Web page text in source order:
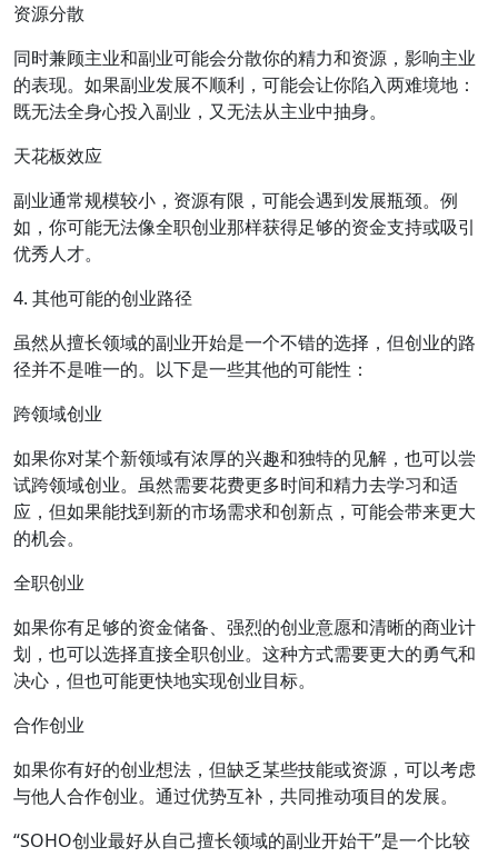
资源分散
同时兼顾主业和副业可能会分散你的精力和资源，影响主业
的表现。如果副业发展不顺利，可能会让你陷入两难境地：
既无法全身心投入副业，又无法从主业中抽身。
天花板效应
副业通常规模较小，资源有限，可能会遇到发展瓶颈。例
如，你可能无法像全职创业那样获得足够的资金支持或吸引
优秀人才。
4. 其他可能的创业路径
虽然从擅长领域的副业开始是一个不错的选择，但创业的路
径并不是唯一的。以下是一些其他的可能性：
跨领域创业
如果你对某个新领域有浓厚的兴趣和独特的见解，也可以尝
试跨领域创业。虽然需要花费更多时间和精力去学习和适
应，但如果能找到新的市场需求和创新点，可能会带来更大
的机会。
全职创业
如果你有足够的资金储备、强烈的创业意愿和清晰的商业计
划，也可以选择直接全职创业。这种方式需要更大的勇气和
决心，但也可能更快地实现创业目标。
合作创业
如果你有好的创业想法，但缺乏某些技能或资源，可以考虑
与他人合作创业。通过优势互补，共同推动项目的发展。
“SOHO创业最好从自己擅长领域的副业开始干”是一个比较